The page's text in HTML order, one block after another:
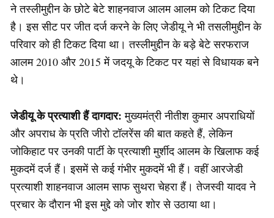
ने तस्लीमुद्दीन के छोटे बेटे शाहनवाज आलम आलम को टिकट दिया
है। इस सीट पर जीत दर्ज करने के लिए जेडीयू ने भी तसलीमुद्दीन के
परिवार को ही टिकट दिया था। तस्लीमुद्दीन के बड़े बेटे सरफराज
आलम 2010 और 2015 में जदयू के टिकट पर यहां से विधायक बने
थे।
जेडीयू के प्रत्याशी हैं दागदार:मुख्यमंत्री नीतीश कुमार अपराधियों
और अपराध के प्रति जीरो टॉलरेंस की बात कहते हैं, लेकिन
जोकिहाट पर उनकी पार्टी के प्रत्याशी मुर्शीद आलम के खिलाफ कई
मुकदमें दर्ज हैं। इसमें से कई गंभीर मुकदमें भी हैं। वहीं आरजेडी
प्रत्याशी शाहनवाज आलम साफ सुथरा चेहरा हैं। तेजस्वी यादव ने
प्रचार के दौरान भी इस मुद्दे को जोर शोर से उठाया था।